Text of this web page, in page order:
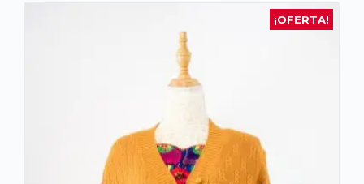
¡OFERTA!